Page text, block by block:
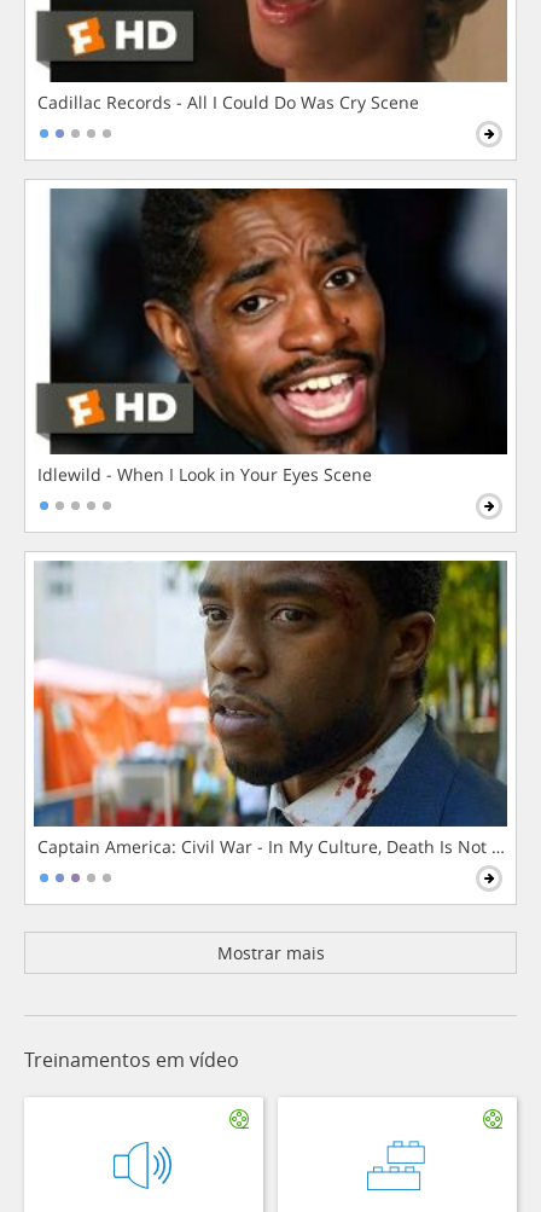
Cadillac Records - All I Could Do Was Cry Scene
Idlewild - When I Look in Your Eyes Scene
Captain America: Civil War - In My Culture, Death Is Not The
Mostrar mais
Treinamentos em vídeo